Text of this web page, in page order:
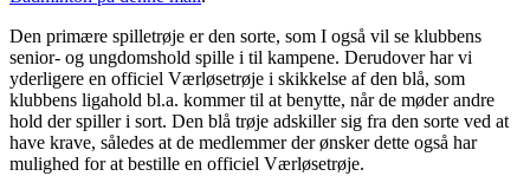
Den primære spilletrøje er den sorte, som I også vil se klubbens
senior- og ungdomshold spille i til kampene. Derudover har vi
yderligere en officiel Værløsetrøje i skikkelse af den blå, som
klubbens ligahold bl.a. kommer til at benytte, når de møder andre
hold der spiller i sort. Den blå trøje adskiller sig fra den sorte ved at
have krave, således at de medlemmer der ønsker dette også har
mulighed for at bestille en officiel Værløsetrøje.